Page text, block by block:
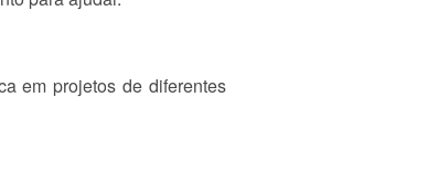
em projetos de diferentes